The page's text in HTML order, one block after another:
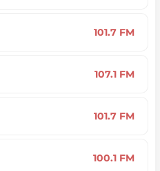
101.7 FM
107.1 FM
101.7 FM
100.1 FM